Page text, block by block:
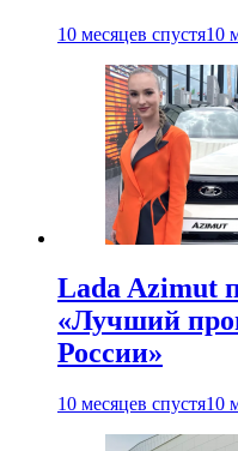
10 месяцев спустя10
Lada Azimut
«Лучший
России»
10 месяцев спустя10